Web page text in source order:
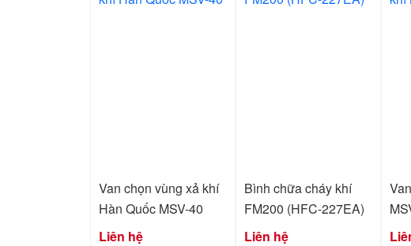
Van chọn vùng xả khí
Hàn Quốc MSV-40
Liên hệ
Bình chữa cháy khí
FM200 (HFC-227EA)
Liên hệ